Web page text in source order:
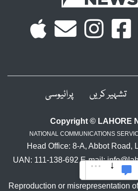
تشہیر کریں پرائیوسی
Copyright © LAHORE
NATIONAL COMMUNICATIONS
Head Office: 8-A, Abbot Road,
UAN: 111-138-692 E-mail:
reserved.
Reproduction or misrepresentation